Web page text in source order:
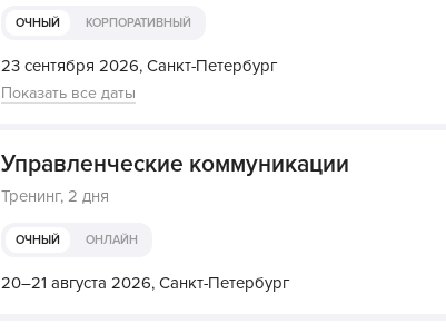
ОЧНЫЙ КОРПОРАТИВНЫЙ
23 сентября 2026,Санкт-Петербург
Показать все даты
Управленческие коммуникации
Тренинг,2 дня
ОЧНЫЙ ОНЛАЙН
20–21 августа 2026,Санкт-Петербург